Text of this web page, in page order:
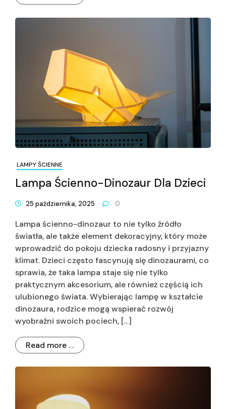
LAMPY ŚCIENNE
Lampa Ścienno-Dinozaur Dla Dzieci
25 października, 2025 0
Lampa ścienno-dinozaur to nie tylko źródło
światła, ale także element dekoracyjny, który może
wprowadzić do pokoju dziecka radosny i przyjazny
klimat. Dzieci często fascynują się dinozaurami, co
sprawia, że taka lampa staje się nie tylko
praktycznym akcesorium, ale również częścią ich
ulubionego świata. Wybierając lampę w kształcie
dinozaura, rodzice mogą wspierać rozwój
wyobraźni swoich pociech, […]
Read more . .